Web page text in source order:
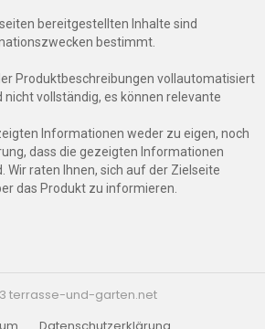
bereitgestellten Inhalte sind
bestimmt.
Produktbeschreibungen vollautomatisiert
nicht vollständig, es können relevante
Informationen weder zu eigen, noch
dass die gezeigten Informationen
Wir raten Ihnen, sich auf der Zielseite
das Produkt zu informieren.
terrasse-und-garten.net